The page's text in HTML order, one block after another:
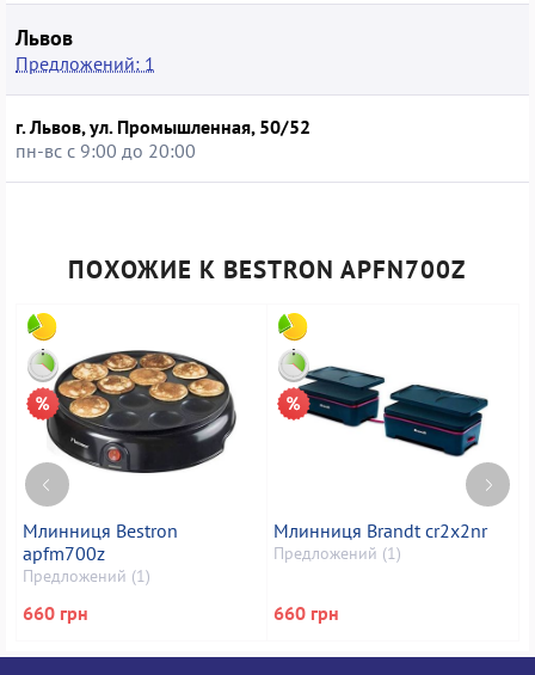
Львов
Предложений: 1
г. Львов, ул. Промышленная, 50/52
пн-вс с 9:00 до 20:00
ПОХОЖИЕ К BESTRON APFN700Z
Млинниця Bestron
apfm700z
Предложений (1)
660 грн
Млинниця Brandt cr2x2nr
Предложений (1)
660 грн